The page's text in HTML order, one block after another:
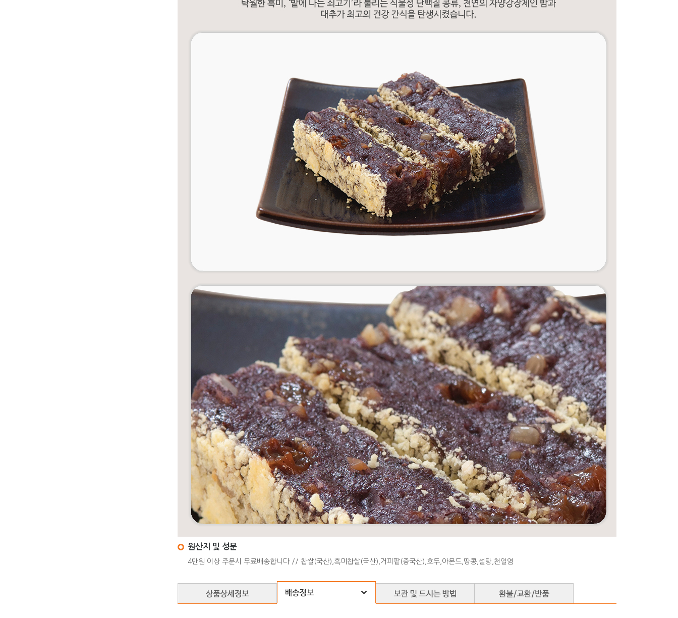
원산지 및 성분
4만원 이상 주문시 무료배송합니다 // 찹쌀(국산),흑미찹쌀(국산),거피팥(중국산),호두,아몬드,땅콩,설탕,천일염